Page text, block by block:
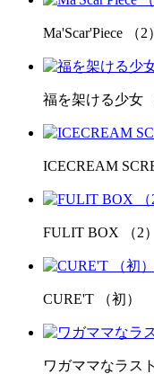
Ma'Scar'Piece （2）
福を架ける少女
ICECREAM
FULIT BOX （2）
CURE'T （初）
ワガママなラス